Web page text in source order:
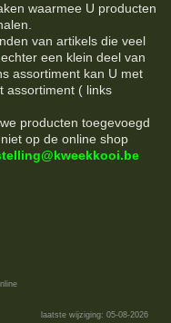
waarmee U producten
van artikels die veel
een klein deel van
assortiment kan U met
assortiment ( links
producten toegevoegd
op de online shop
laatste wijziging: 05-08-2026